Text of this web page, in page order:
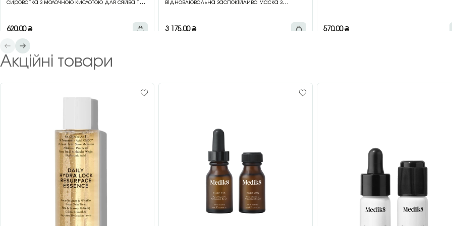
сироватка з молочною кислотою для сяйва та
620,00₴
відновлювальна заспокійлива маска з
3 175,00₴ 570,00₴
Акційні товари